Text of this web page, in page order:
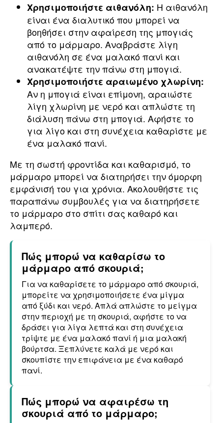
Χρησιμοποιήστε αιθανόλη: Η αιθανόλη
είναι ένα διαλυτικό που μπορεί να
βοηθήσει στην αφαίρεση της μπογιάς
από το μάρμαρο. Αναβράστε λίγη
αιθανόλη σε ένα μαλακό πανί και
ανακατέψτε την πάνω στη μπογιά.
Χρησιμοποιήστε αραιωμένο χλωρίνη:
Αν η μπογιά είναι επίμονη, αραιώστε
λίγη χλωρίνη με νερό και απλώστε τη
διάλυση πάνω στη μπογιά. Αφήστε το
για λίγο και στη συνέχεια καθαρίστε με
ένα μαλακό πανί.
Με τη σωστή φροντίδα και καθαρισμό, το
μάρμαρο μπορεί να διατηρήσει την όμορφη
εμφάνισή του για χρόνια. Ακολουθήστε τις
παραπάνω συμβουλές για να διατηρήσετε
το μάρμαρο στο σπίτι σας καθαρό και
λαμπερό.
Πώς μπορώ να καθαρίσω το
μάρμαρο από σκουριά;
Για να καθαρίσετε το μάρμαρο από σκουριά,
μπορείτε να χρησιμοποιήσετε ένα μίγμα
από ξύδι και νερό. Απλά απλώστε το μείγμα
στην περιοχή με τη σκουριά, αφήστε το να
δράσει για λίγα λεπτά και στη συνέχεια
τρίψτε με ένα μαλακό πανί ή μια μαλακή
βούρτσα. Ξεπλύνετε καλά με νερό και
σκουπίστε την επιφάνεια με ένα καθαρό
πανί.
Πώς μπορώ να αφαιρέσω τη
σκουριά από το μάρμαρο;